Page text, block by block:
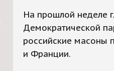
На прошлой неделе
Демократической
российские масоны
и Франции.